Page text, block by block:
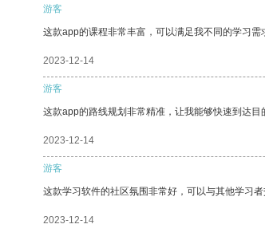
游客
这款app的课程非常丰富，可以满足我不同的学习需
2023-12-14
游客
这款app的路线规划非常精准，让我能够快速到达目
2023-12-14
游客
这款学习软件的社区氛围非常好，可以与其他学习者
2023-12-14